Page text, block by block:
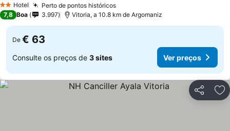
2 Estrelas
Hotel Perto de pontos históricosVer preços
7,8 Boa 3.997 Vitoria, a 10.8 km de Argomaniz
De € 63
Consulte os preços de 3 sites Ver preços
Partilhar